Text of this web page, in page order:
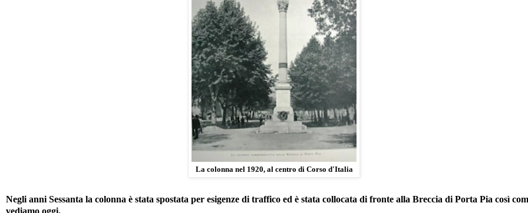
La colonna nel 1920, al centro di Corso d'Italia
Negli anni Sessanta la colonna è stata spostata per esigenze di traffico ed è stata collocata di fronte alla Breccia di Porta Pia così